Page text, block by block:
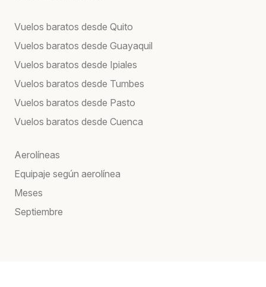
Vuelos baratos desde Quito
Vuelos baratos desde Guayaquil
Vuelos baratos desde Ipiales
Vuelos baratos desde Tumbes
Vuelos baratos desde Pasto
Vuelos baratos desde Cuenca
Aerolíneas
Equipaje según aerolínea
Meses
Septiembre